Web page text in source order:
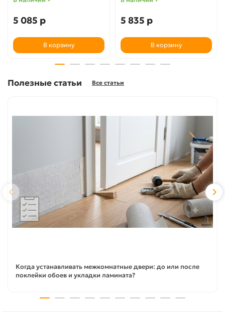
5 085 р
В корзину
5 835 р
В корзину
Полезные статьи Все статьи
Когда устанавливать межкомнатные двери: до или после
поклейки обоев и укладки ламината?